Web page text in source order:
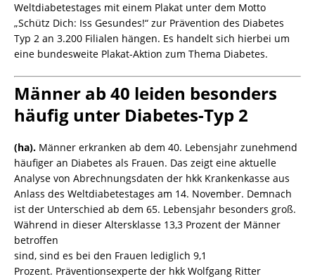
Weltdiabetestages mit einem Plakat unter dem Motto
„Schütz Dich: Iss Gesundes!“ zur Prävention des Diabetes
Typ 2 an 3.200 Filialen hängen. Es handelt sich hierbei um
eine bundesweite Plakat-Aktion zum Thema Diabetes.
Männer ab 40 leiden besonders
häufig unter Diabetes-Typ 2
(ha). Männer erkranken ab dem 40. Lebensjahr zunehmend
häufiger an Diabetes als Frauen. Das zeigt eine aktuelle
Analyse von Abrechnungsdaten der hkk Krankenkasse aus
Anlass des Weltdiabetestages am 14. November. Demnach
ist der Unterschied ab dem 65. Lebensjahr besonders groß.
Während in dieser Altersklasse 13,3 Prozent der Männer
betroffen
sind, sind es bei den Frauen lediglich 9,1
Prozent. Präventionsexperte der hkk Wolfgang Ritter